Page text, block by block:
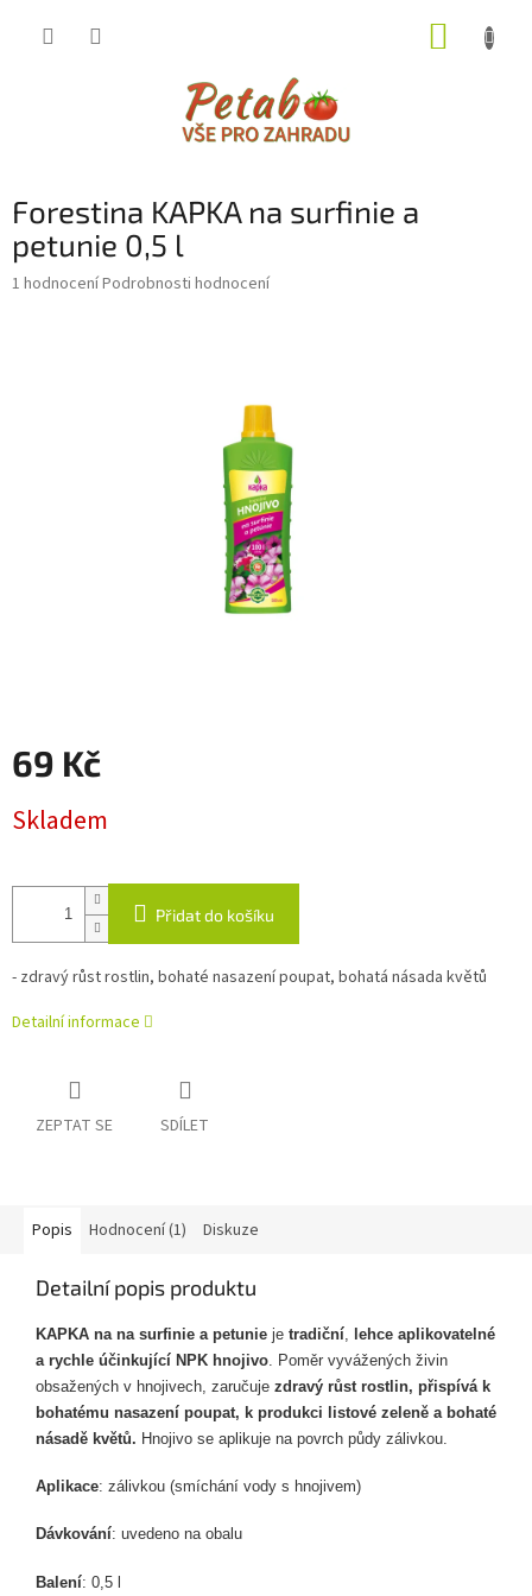
Forestina KAPKA na surfinie a
petunie 0,5 l
Průměrné
1 hodnoceníPodrobnosti hodnocení
69 Kč
cena:
Skladem
Přidat do košíku
- zdravý růst rostlin, bohaté nasazení poupat, bohatá násada květů
Detailní informace
ZEPTAT SE SDÍLET
Popis Hodnocení (1) Diskuze
Detailní popis produktu
KAPKA na na surfinie a petunie je tradiční, lehce aplikovatelné
a rychle účinkující NPK hnojivo. Poměr vyvážených živin
obsažených v hnojivech, zaručuje zdravý růst rostlin, přispívá k
bohatému nasazení poupat, k produkci listové zeleně a bohaté
násadě květů. Hnojivo se aplikuje na povrch půdy zálivkou.
Aplikace: zálivkou (smíchání vody s hnojivem)
Dávkování: uvedeno na obalu
Balení: 0,5 l